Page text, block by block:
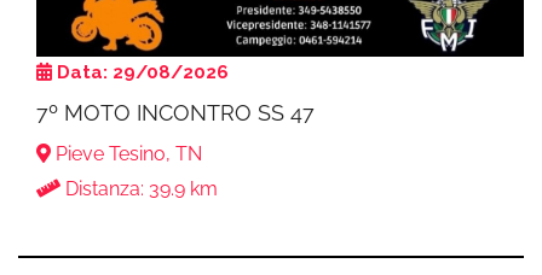
Data: 29/08/2026
7º MOTO INCONTRO SS 47
Pieve Tesino, TN
Distanza: 39.9 km